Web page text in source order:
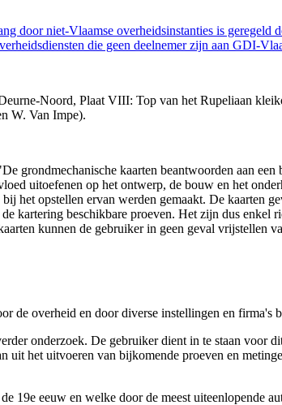
door niet-Vlaamse overheidsinstanties is
die geen deelnemer zijn aan GDI-
Noord, Plaat VIII: Top van het Rupeliaan
W. Van Impe).
grondmechanische kaarten beantwoorden aan
uitoefenen op het ontwerp, de bouw en het
het opstellen ervan werden gemaakt. De kaarten
kartering beschikbare proeven. Het zijn dus enkel
kunnen de gebruiker in geen geval vrijstellen
de overheid en door diverse instellingen en firma's
onderzoek. De gebruiker dient in te staan
uit het uitvoeren van bijkomende proeven en
19e eeuw en welke door de meest uiteenlopende